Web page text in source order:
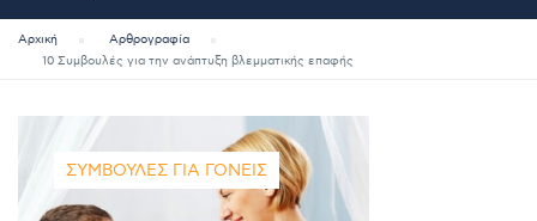
Αρχική
Αρθρογραφία
10 Συμβουλές για την ανάπτυξη βλεμματικής επαφής
ΣΥΜΒΟΥΛΈΣ ΓΙΑ ΓΟΝΕΊΣ